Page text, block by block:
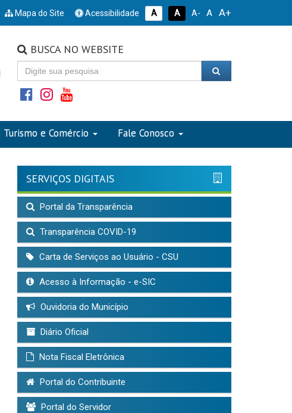
Mapa do Site Acessibilidade A A A- A A+
BUSCA NO WEBSITE
Turismo e Comércio Fale Conosco
SERVIÇOS DIGITAIS
Portal da Transparência
Transparência COVID-19
Carta de Serviços ao Usuário - CSU
Acesso à Informação - e-SIC
Ouvidoria do Município
Diário Oficial
Nota Fiscal Eletrônica
Portal do Contribuinte
Portal do Servidor